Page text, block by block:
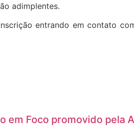
adimplentes.
entrando em contato
em Foco promovido pela